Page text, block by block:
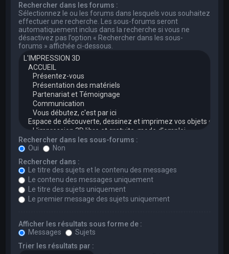
Rechercher dans les forums :
Sélectionnez le ou les forums dans lesquels vous souhaitez
effectuer une recherche. Les sous-forums seront
automatiquement inclus dans la recherche si vous ne
désactivez pas l’option « Rechercher dans les sous-
forums » affichée ci-dessous.
Rechercher dans les sous-forums :
Oui
Non
Rechercher dans :
Le titre des sujets et le contenu des messages
Le contenu des messages uniquement
Le titre des sujets uniquement
Le premier message des sujets uniquement
Afficher les résultats sous forme de :
Messages
Sujets
Trier les résultats par :